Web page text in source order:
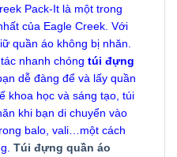
Pack-It là một trong
của Eagle Creek. Với
quần áo không bị nhăn.
nhanh chóng túi đựng
dễ đàng để và lấy quần
khoa học và sáng tạo, túi
khi bạn di chuyển vào
balo, vali…một cách
Túi đựng quần áo